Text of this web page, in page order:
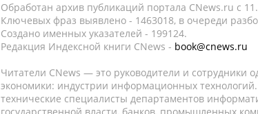
Обработан архив публикаций портала CNews.ru c
Ключевых фраз выявлено - 1463018, в очереди
Создано именных указателей - 199124.
Редакция Индексной книги CNews - book@cnews.ru
Читатели CNews — это руководители и сотрудники
экономики: индустрии информационных
технические специалисты департаментов